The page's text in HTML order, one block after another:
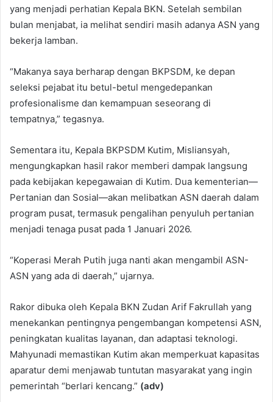
yang menjadi perhatian Kepala BKN. Setelah sembilan
bulan menjabat, ia melihat sendiri masih adanya ASN yang
bekerja lamban.
“Makanya saya berharap dengan BKPSDM, ke depan
seleksi pejabat itu betul-betul mengedepankan
profesionalisme dan kemampuan seseorang di
tempatnya,” tegasnya.
Sementara itu, Kepala BKPSDM Kutim, Misliansyah,
mengungkapkan hasil rakor memberi dampak langsung
pada kebijakan kepegawaian di Kutim. Dua kementerian—
Pertanian dan Sosial—akan melibatkan ASN daerah dalam
program pusat, termasuk pengalihan penyuluh pertanian
menjadi tenaga pusat pada 1 Januari 2026.
“Koperasi Merah Putih juga nanti akan mengambil ASN-
ASN yang ada di daerah,” ujarnya.
Rakor dibuka oleh Kepala BKN Zudan Arif Fakrullah yang
menekankan pentingnya pengembangan kompetensi ASN,
peningkatan kualitas layanan, dan adaptasi teknologi.
Mahyunadi memastikan Kutim akan memperkuat kapasitas
aparatur demi menjawab tuntutan masyarakat yang ingin
pemerintah “berlari kencang.” (adv)